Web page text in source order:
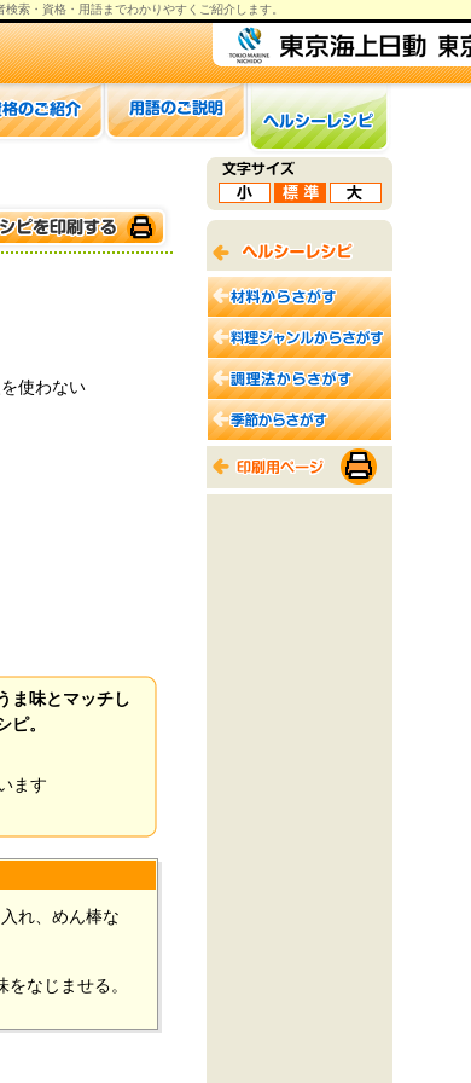
検索・資格・用語までわかりやすくご紹介します。
使わない
ま味とマッチし
ピ。
ます
れ、めん棒な
なじませる。